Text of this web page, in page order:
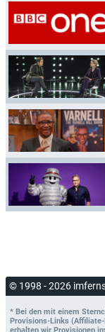
© 1998 - 2026
* Bei den mit einem
Provisions-Links
erhalten wir Provisionen